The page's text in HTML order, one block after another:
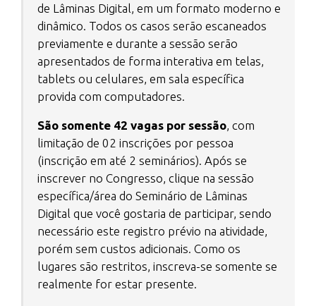
de Lâminas Digital, em um formato moderno e
dinâmico. Todos os casos serão escaneados
previamente e durante a sessão serão
apresentados de forma interativa em telas,
tablets ou celulares, em sala específica
provida com computadores.
São somente 42 vagas por sessão, com
limitação de 02 inscrições por pessoa
(inscrição em até 2 seminários). Após se
inscrever no Congresso, clique na sessão
específica/área do Seminário de Lâminas
Digital que você gostaria de participar, sendo
necessário este registro prévio na atividade,
porém sem custos adicionais. Como os
lugares são restritos, inscreva-se somente se
realmente for estar presente.